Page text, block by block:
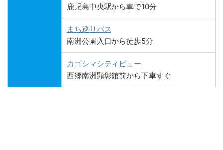
鹿児島中央駅から車で10分
まち巡りバス
南洲公園入口から徒歩5分
カゴシマシティビュー
西郷南洲顕彰館前から下車すぐ